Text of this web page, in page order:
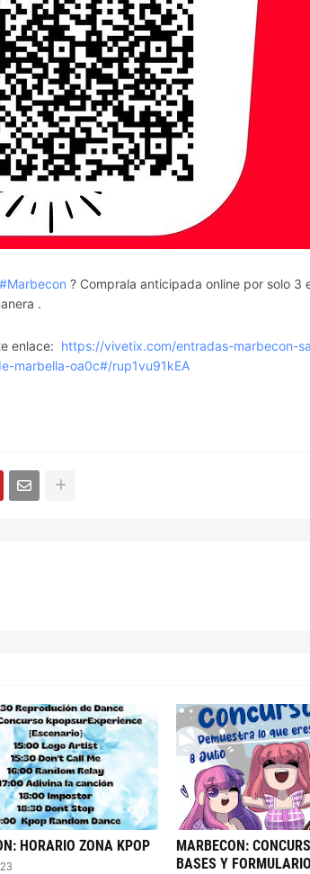
#Marbecon ? Comprala anticipada online por solo 3
.
enlace: https://vivetix.com/entradas-marbecon-
marbella-oa0c#/rup1vu91kEA
HORARIO ZONA KPOP
MARBECON:
BASES Y FORMULARIO